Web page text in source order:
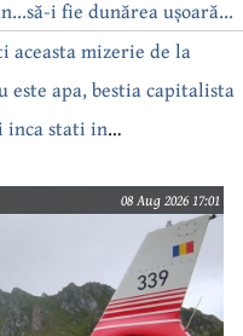
i fie dunărea ușoară...
aceasta mizerie de la
este apa, bestia capitalista
inca stati in
08 Aug 2026 17:01